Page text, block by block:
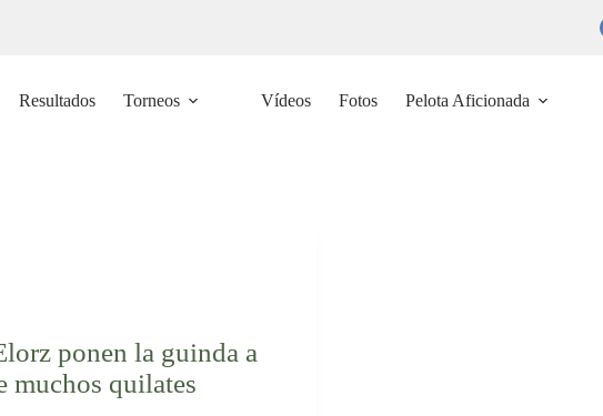
Resultados Torneos Vídeos Fotos Pelota Aficionada
ponen la guinda a
muchos quilates